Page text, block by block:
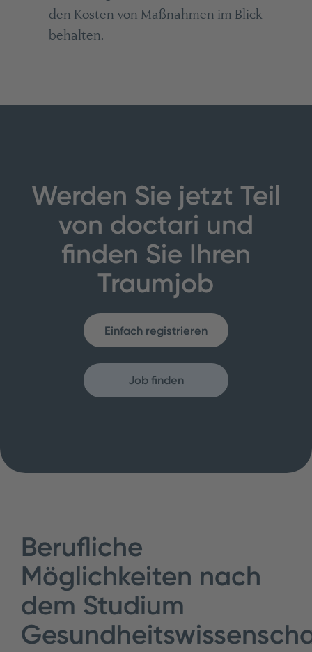
den Kosten von Maßnahmen im Blick
behalten.
Werden Sie jetzt Teil
von doctari und
finden Sie Ihren
Traumjob
Einfach registrieren
Job finden
Berufliche
Möglichkeiten nach
dem Studium